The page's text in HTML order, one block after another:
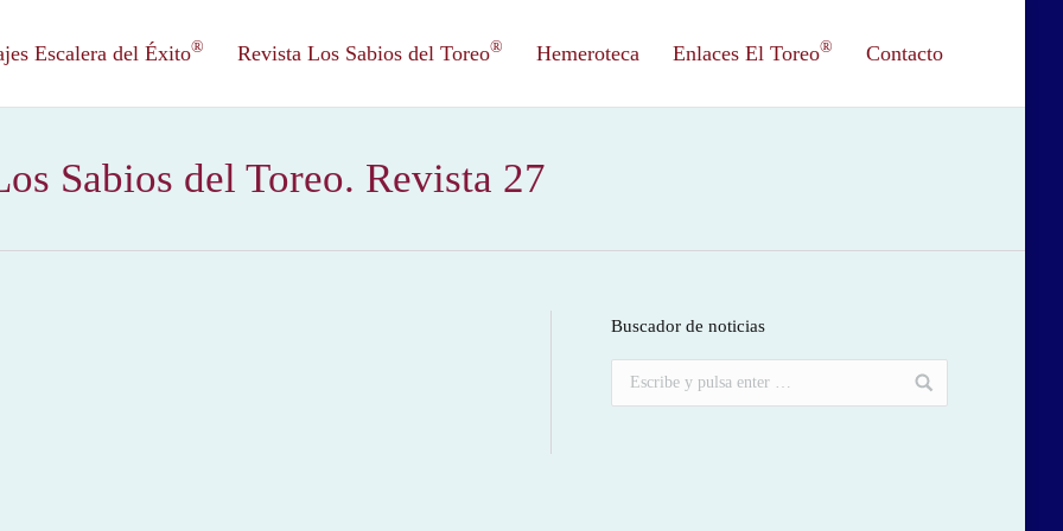
Escalera del Éxito® Revista Los Sabios del Toreo® Hemeroteca Enlaces El Toreo® Contacto
Sabios del Toreo. Revista 27
Buscador de noticias